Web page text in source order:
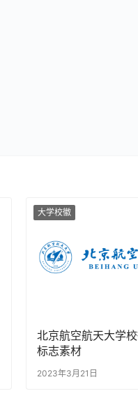
大学校徽
北京航空航天大学
标志素材
2023年3月21日